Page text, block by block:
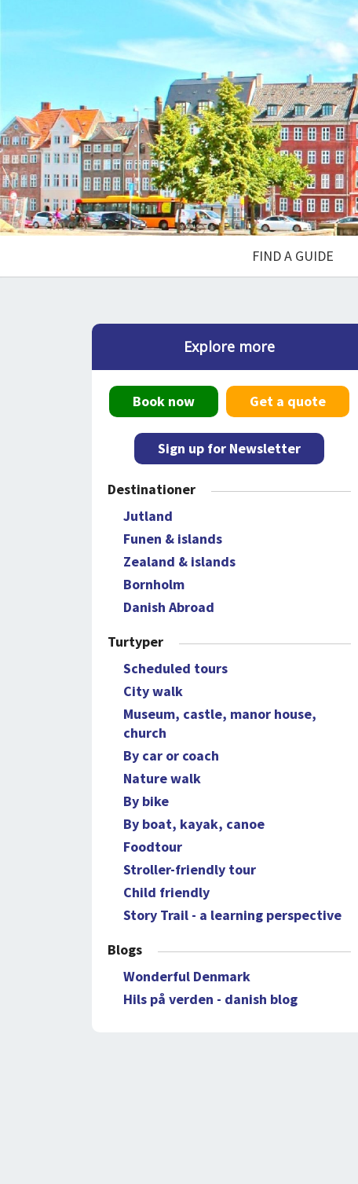
FIND A GUIDE
Explore more
Book now Get a quote
Sign up for Newsletter
Destinationer
Jutland
Funen & islands
Zealand & islands
Bornholm
Danish Abroad
Turtyper
Scheduled tours
City walk
Museum, castle, manor house,
church
By car or coach
Nature walk
By bike
By boat, kayak, canoe
Foodtour
Stroller-friendly tour
Child friendly
Story Trail - a learning perspective
Blogs
Wonderful Denmark
Hils på verden - danish blog